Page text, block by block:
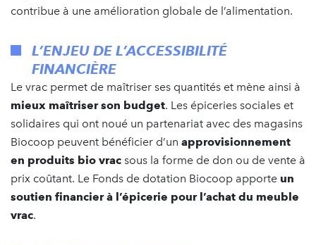
contribue à une amélioration globale de l’alimentation.
L’ENJEU DE L’ACCESSIBILITÉ
FINANCIÈRE
Le vrac permet de maîtriser ses quantités et mène ainsi à
mieux maîtriser son budget. Les épiceries sociales et
solidaires qui ont noué un partenariat avec des magasins
Biocoop peuvent bénéficier d’un approvisionnement
en produits bio vrac sous la forme de don ou de vente à
prix coûtant. Le Fonds de dotation Biocoop apporte un
soutien financier à l’épicerie pour l’achat du meuble
vrac.